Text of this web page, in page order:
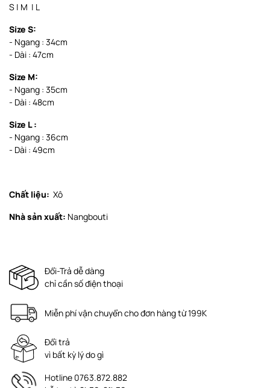
S | M | L
Size S:
- Ngang : 34cm
- Dài : 47cm
Size M:
- Ngang : 35cm
- Dài : 48cm
Size L :
- Ngang : 36cm
- Dài : 49cm
Chất liệu: Xô
Nhà sản xuất: Nangbouti
Đổi-Trả dễ dàng
chỉ cần số điện thoại
Miễn phí vận chuyển cho đơn hàng từ 199K
Đổi trả
vì bất kỳ lý do gì
Hotline 0763.872.882